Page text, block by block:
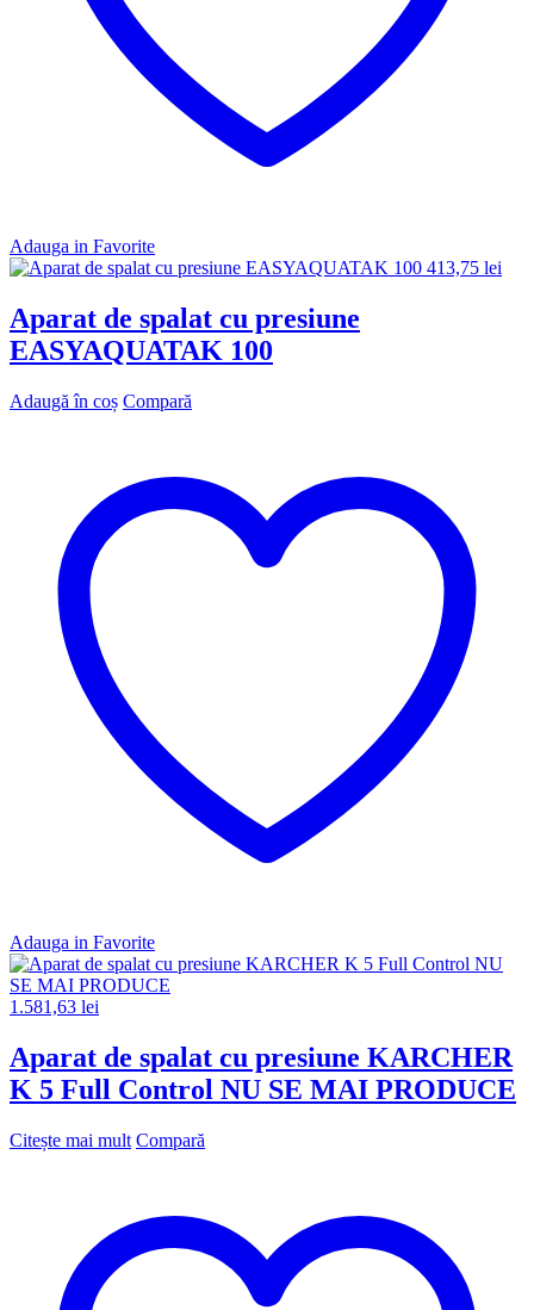
Adauga in Favorite
413,75 lei
Aparat de spalat cu presiune
EASYAQUATAK 100
Adaugă în coș Compară
Adauga in Favorite
1.581,63 lei
Aparat de spalat cu presiune KARCHER
K 5 Full Control NU SE MAI PRODUCE
Citește mai mult Compară